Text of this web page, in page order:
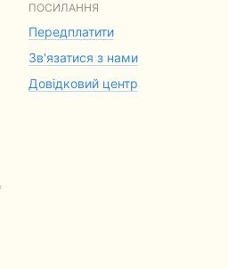
ПОСИЛАННЯ
Передплатити
Зв'язатися з нами
Довідковий центр